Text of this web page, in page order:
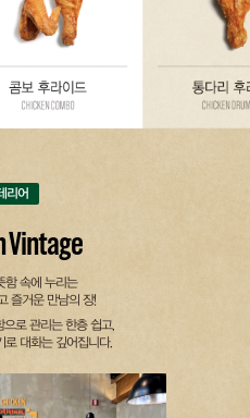
리어
Vintage
함 속에 누리는
즐거운 만남의 장!
로 관리는 한층 쉽고,
로 대화는 깊어집니다.